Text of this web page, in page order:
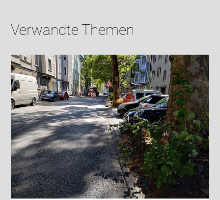
Verwandte Themen